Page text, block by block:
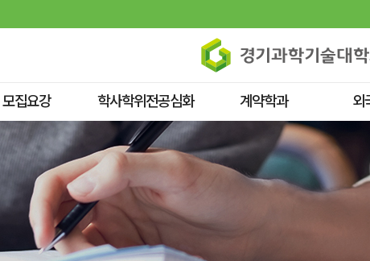
모집요강 학사학위전공심화 계약학과 외